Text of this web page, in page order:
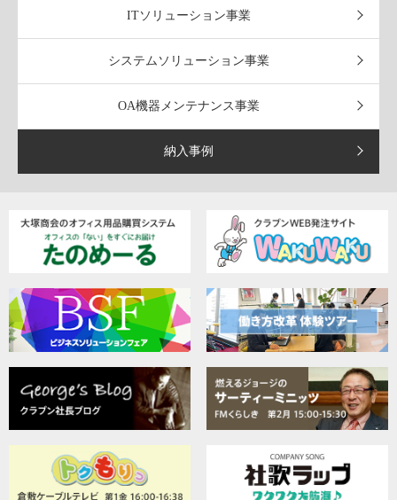
ITソリューション事業
システムソリューション事業
OA機器メンテナンス事業
納入事例